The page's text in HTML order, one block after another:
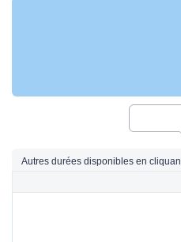
Autres durées disponibles en